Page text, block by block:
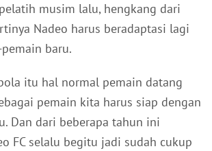
musim lalu, hengkang dari
Nadeo harus beradaptasi lagi
baru.
itu hal normal pemain datang
pemain kita harus siap dengan
Dan dari beberapa tahun ini
FC selalu begitu jadi sudah cukup